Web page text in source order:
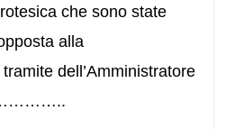
che sono state
alla
dell’Amministratore